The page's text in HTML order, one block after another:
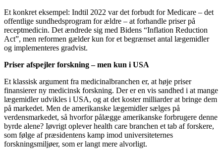
Et konkret eksempel: Indtil 2022 var det forbudt for Medicare – det
offentlige sundhedsprogram for ældre – at forhandle priser på
receptmedicin. Det ændrede sig med Bidens “Inflation Reduction
Act”, men reformen gælder kun for et begrænset antal lægemidler
og implementeres gradvist.
Priser afspejler forskning – men kun i USA
Et klassisk argument fra medicinalbranchen er, at høje priser
finansierer ny medicinsk forskning. Der er en vis sandhed i at mange
lægemidler udvikles i USA, og at det koster milliarder at bringe dem
på markedet. Men de amerikanske lægemidler sælges på
verdensmarkedet, så hvorfor pålægge amerikanske forbrugere denne
byrde alene? Iøvrigt oplever health care branchen et tab af forskere,
som følge af præsidentens kamp imod universiteternes
forskningsmiljøer, som er langt mere alvorligt.